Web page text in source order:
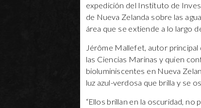
expedición del Instituto de
de Nueva Zelanda sobre las
área que se extiende a lo largo
Jérôme Mallefet, autor
las Ciencias Marinas y quien
bioluminiscentes en Nueva
luz azul-verdosa que brilla y se
“Ellos brillan en la oscuridad,